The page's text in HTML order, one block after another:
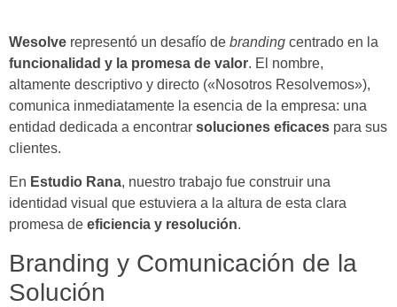
Wesolve representó un desafío de branding centrado en la
funcionalidad y la promesa de valor. El nombre,
altamente descriptivo y directo («Nosotros Resolvemos»),
comunica inmediatamente la esencia de la empresa: una
entidad dedicada a encontrar soluciones eficaces para sus
clientes.
En Estudio Rana, nuestro trabajo fue construir una
identidad visual que estuviera a la altura de esta clara
promesa de eficiencia y resolución.
Branding y Comunicación de la
Solución